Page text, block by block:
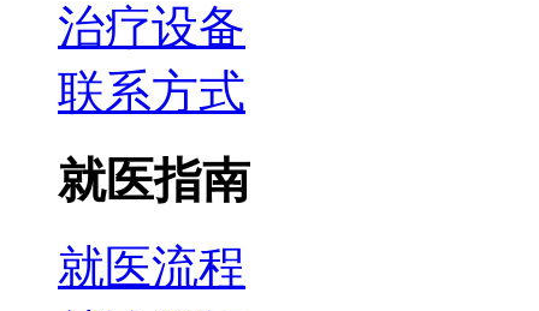
治疗设备
联系方式
就医指南
就医流程